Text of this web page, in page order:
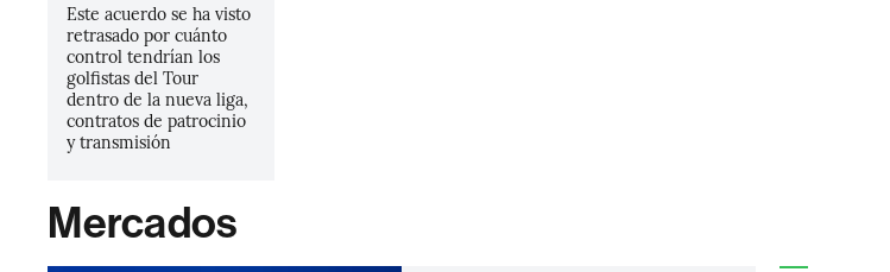
Este acuerdo se ha visto
retrasado por cuánto
control tendrían los
golfistas del Tour
dentro de la nueva liga,
contratos de patrocinio
y transmisión
Mercados